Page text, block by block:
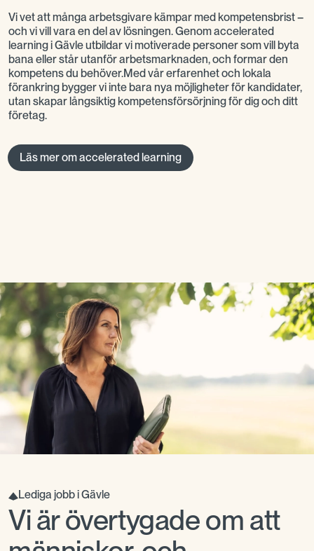
Vi vet att många arbetsgivare kämpar med kompetensbrist –
och vi vill vara en del av lösningen. Genom accelerated
learning i Gävle utbildar vi motiverade personer som vill byta
bana eller står utanför arbetsmarknaden, och formar den
kompetens du behöver.Med vår erfarenhet och lokala
förankring bygger vi inte bara nya möjligheter för kandidater,
utan skapar långsiktig kompetensförsörjning för dig och ditt
företag.
Läs mer om accelerated learning
Lediga jobb i Gävle
Vi är övertygade om att